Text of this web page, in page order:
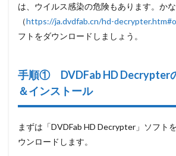
は、ウイルス感染の危険もあります。か
（https://ja.dvdfab.cn/hd-
フトをダウンロードしましょう。
手順① DVDFab HD Decrypter
＆インストール
まずは「DVDFab HD Decrypter」ソフト
ウンロードします。